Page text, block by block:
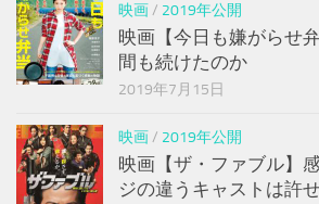
映画/ 2019年公開
映画【今日も嫌がらせ
間も続けたのか
2019年7月15日
映画/ 2019年公開
映画【ザ・ファブル】
ジの違うキャストは許